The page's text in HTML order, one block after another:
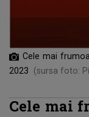
Cele mai
2023
(sursa foto:
Cele mai